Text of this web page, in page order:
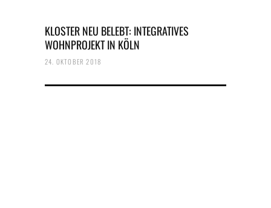
KLOSTER NEU BELEBT: INTEGRATIVES
WOHNPROJEKT IN KÖLN
24. OKTOBER 2018